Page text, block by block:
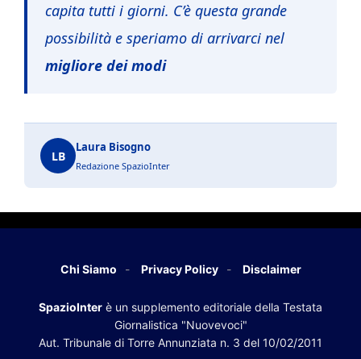
capita tutti i giorni. C’è questa grande
possibilità e speriamo di arrivarci nel
migliore dei modi
LB
Laura Bisogno
Redazione SpazioInter
Chi Siamo Privacy Policy Disclaimer
SpazioInter è un supplemento editoriale della Testata
Giornalistica "Nuovevoci"
Aut. Tribunale di Torre Annunziata n. 3 del 10/02/2011